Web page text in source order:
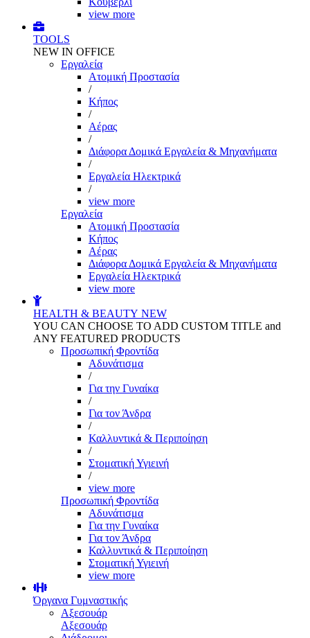
view more
TOOLS
NEW IN OFFICE
Εργαλεία
Aτομική Προστασία
/
Kήπος
/
Αέρας
/
Διάφορα Δομικά Εργαλεία & Μηχανήματα
/
Εργαλεία Ηλεκτρικά
/
view more
Εργαλεία
Aτομική Προστασία
Kήπος
Αέρας
Διάφορα Δομικά Εργαλεία & Μηχανήματα
Εργαλεία Ηλεκτρικά
view more
HEALTH & BEAUTY NEW
YOU CAN CHOOSE TO ADD CUSTOM TITLE and
ANY FEATURED PRODUCTS
Προσωπική Φροντίδα
Αδυνάτισμα
/
Για την Γυναίκα
/
Για τον Άνδρα
/
Καλλυντικά & Περιποίηση
/
Στοματική Υγιεινή
/
view more
Προσωπική Φροντίδα
Αδυνάτισμα
Για την Γυναίκα
Για τον Άνδρα
Καλλυντικά & Περιποίηση
Στοματική Υγιεινή
view more
Όργανα Γυμναστικής
Αξεσουάρ
Αξεσουάρ